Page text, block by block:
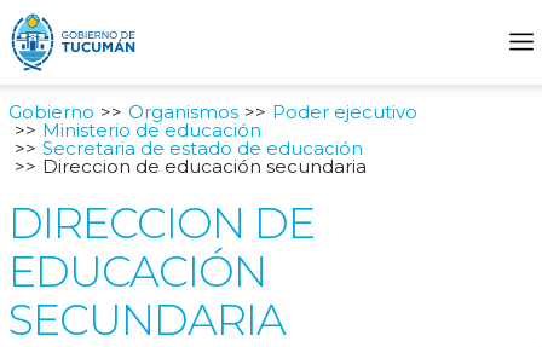
Gobierno Organismos Poder ejecutivo
Ministerio de educación
Secretaria de estado de educación
Direccion de educación secundaria
DIRECCION DE
EDUCACIÓN
SECUNDARIA